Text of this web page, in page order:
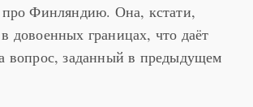
про Финляндию. Она, кстати,
довоенных границах, что даёт
вопрос, заданный в предыдущем